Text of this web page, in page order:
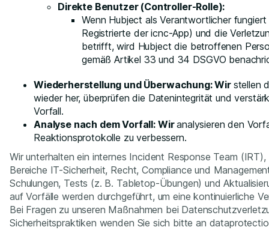
Direkte Benutzer (Controller-Rolle):
Wenn Hubject als Verantwortlicher
Registrierte der icnc-App) und die
betrifft, wird Hubject die betroffenen
gemäß Artikel 33 und 34 DSGVO
Wiederherstellung und Überwachung: Wir stellen
wieder her, überprüfen die Datenintegrität und
Vorfall.
Analyse nach dem Vorfall: Wiranalysieren den
Reaktionsprotokolle zu verbessern.
Wir unterhalten ein internes Incident Response Team
Bereiche IT-Sicherheit, Recht, Compliance und
Schulungen, Tests (z. B. Tabletop-Übungen) und
auf Vorfälle werden durchgeführt, um eine kontinuierliche
Bei Fragen zu unseren Maßnahmen bei
Sicherheitspraktiken wenden Sie sich bitte an